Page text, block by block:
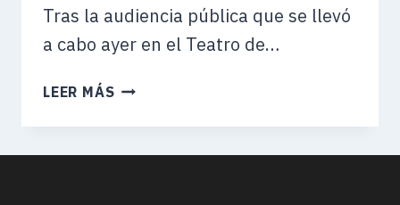
Tras la audiencia pública que se llevó
a cabo ayer en el Teatro de…
LEER MÁS LA
DEL
AGUA